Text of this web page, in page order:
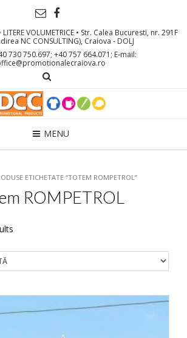
LITERE VOLUMETRICE • Str. Calea Bucuresti, nr. 291F
NC CONSULTING), Craiova - DOLJ
730 750.697; +40 757 664.071; E-mail:
MENU
ETICHETATE “TOTEM ROMPETROL”
ROMPETROL